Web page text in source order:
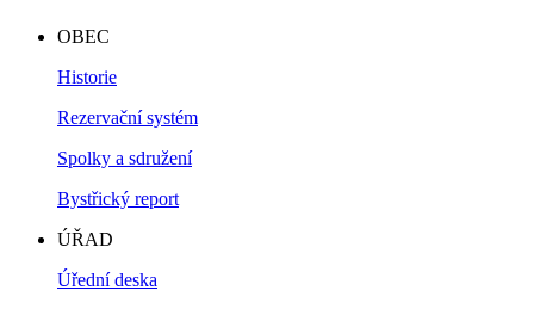
OBEC
Historie
Rezervační systém
Spolky a sdružení
Bystřický report
ÚŘAD
Úřední deska